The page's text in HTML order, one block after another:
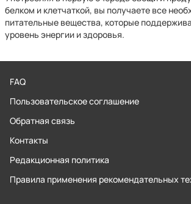
белком и клетчаткой, вы получаете все
питательные вещества, которые
уровень энергии и здоровья.
FAQ
Пользовательское соглашение
Обратная связь
Контакты
Редакционная политика
Правила применения рекомендательных